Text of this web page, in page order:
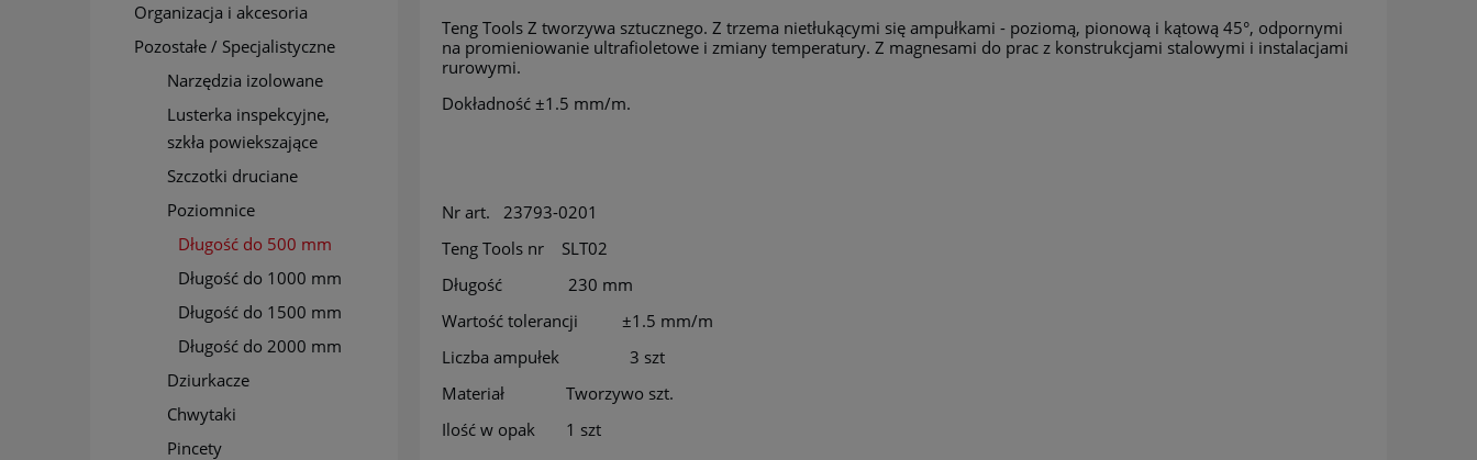
Organizacja i akcesoria
Pozostałe / Specjalistyczne
Narzędzia izolowane
Lusterka inspekcyjne,
szkła powiekszające
Szczotki druciane
Poziomnice
Długość do 500 mm
Długość do 1000 mm
Długość do 1500 mm
Długość do 2000 mm
Dziurkacze
Chwytaki
Pincety
Teng Tools Z tworzywa sztucznego. Z trzema nietłukącymi się ampułkami - poziomą, pionową i kątową 45°, odpornymi
na promieniowanie ultrafioletowe i zmiany temperatury. Z magnesami do prac z konstrukcjami stalowymi i instalacjami
rurowymi.
Dokładność ±1.5 mm/m.
Nr art. 23793-0201
Teng Tools nr SLT02
Długość 230 mm
Wartość tolerancji ±1.5 mm/m
Liczba ampułek 3 szt
Materiał Tworzywo szt.
Ilość w opak 1 szt